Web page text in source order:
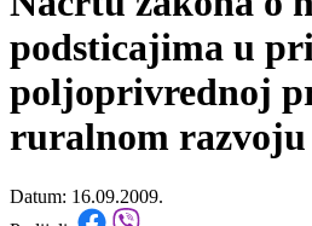
Treći krug Javne
Nacrtu zakona o
podsticajima u
poljoprivrednoj
ruralnom razvoju